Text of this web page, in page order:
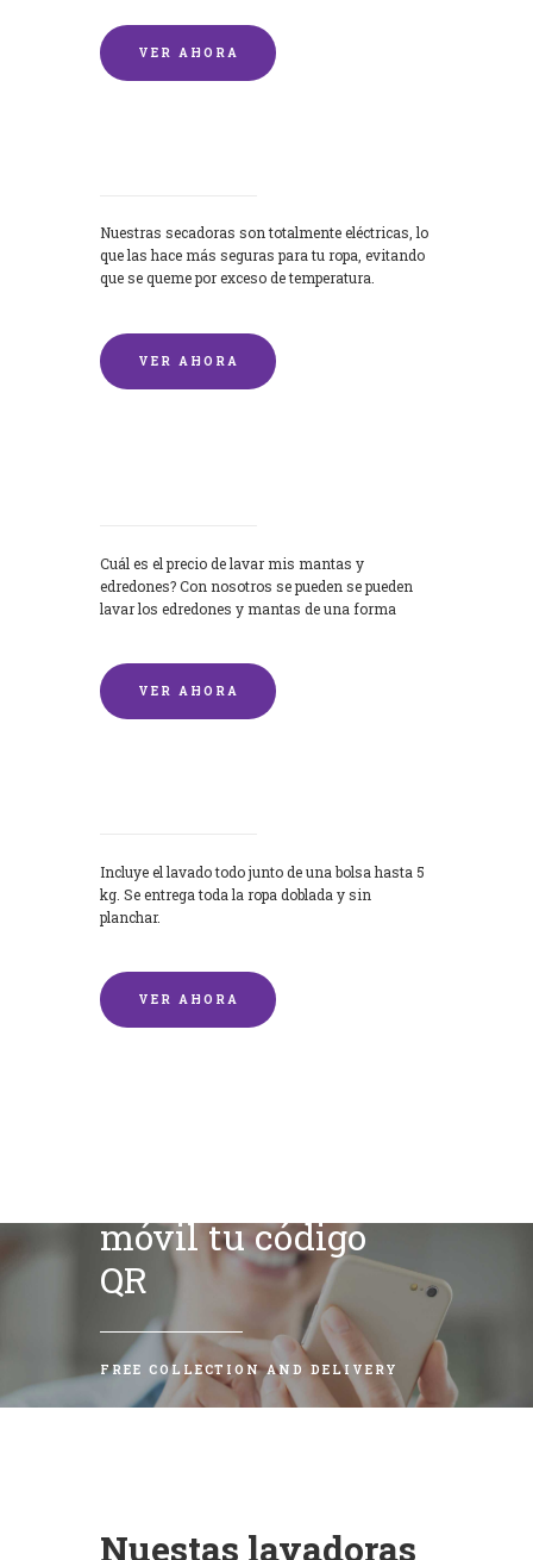
VER AHORA
Nuestras secadoras son totalmente eléctricas, lo
que las hace más seguras para tu ropa, evitando
que se queme por exceso de temperatura.
VER AHORA
Cuál es el precio de lavar mis mantas y
edredones? Con nosotros se pueden se pueden
lavar los edredones y mantas de una forma
VER AHORA
Incluye el lavado todo junto de una bolsa hasta 5
kg. Se entrega toda la ropa doblada y sin
planchar.
VER AHORA
móvil tu código
QR
FREE COLLECTION AND DELIVERY
Nuestas lavadoras